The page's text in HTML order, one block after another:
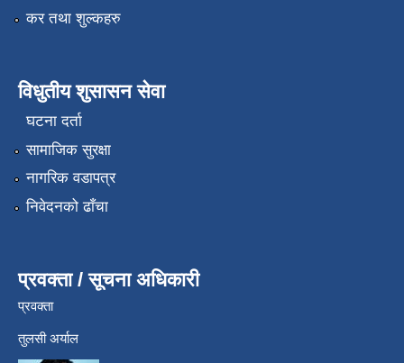
कर तथा शुल्कहरु
विधुतीय शुसासन सेवा
घटना दर्ता
सामाजिक सुरक्षा
नागरिक वडापत्र
निवेदनको ढाँचा
प्रवक्ता / सूचना अधिकारी
प्रवक्ता
तुलसी अर्याल